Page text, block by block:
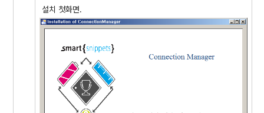
설치 첫화면.